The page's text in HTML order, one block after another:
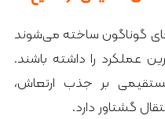
گوناگون ساخته می‌شوند
عملکرد را داشته باشند.
بر جذب ارتعاش،
گشتاور دارد.